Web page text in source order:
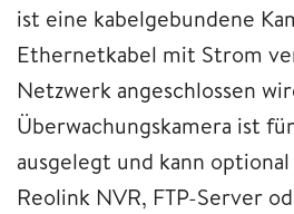
ist eine kabelgebundene
Ethernetkabel mit Strom
Netzwerk angeschlossen
Überwachungskamera ist
ausgelegt und kann
Reolink NVR, FTP-Server